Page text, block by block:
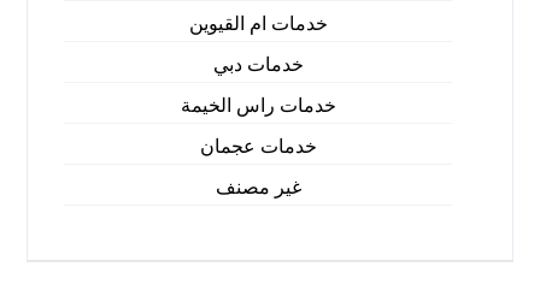
خدمات ام القيوين
خدمات دبي
خدمات راس الخيمة
خدمات عجمان
غير مصنف